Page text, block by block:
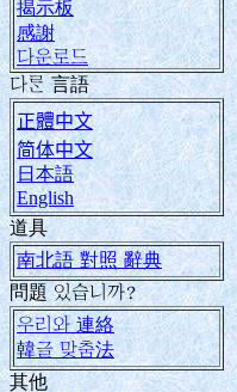
揭示板
感謝
다운로드
다󿄜 言語
正體中文
简体中文
日本語
English
道具
南北語 對照 辭典
問題 있습니까?
우리와 連絡
韓글 맞춤法
其他